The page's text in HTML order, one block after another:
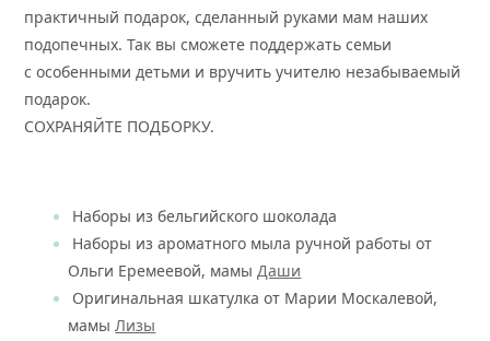
практичный подарок, сделанный руками мам наших
подопечных. Так вы сможете поддержать семьи
с особенными детьми и вручить учителю незабываемый
подарок.
СОХРАНЯЙТЕ ПОДБОРКУ.
Наборы из бельгийского шоколада
Наборы из ароматного мыла ручной работы от
Ольги Еремеевой, мамыДаши
Оригинальная шкатулка от Марии Москалевой,
мамыЛизы